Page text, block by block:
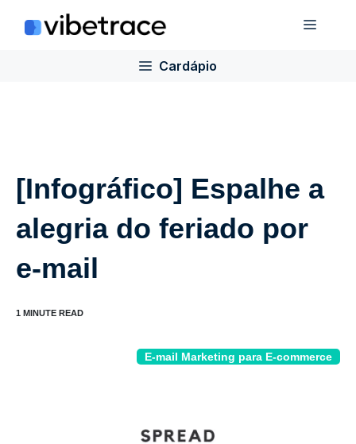
para
Cardápio
[Infográfico] Espalhe a
alegria do feriado por
e-mail
E-mail Marketing para E-commerce